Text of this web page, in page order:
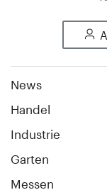
News
Handel
Industrie
Garten
Messen